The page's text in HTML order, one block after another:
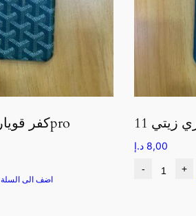
كفر قويارد اخضر 11pro
اضف الى السلة
8,00 د.إ
- +